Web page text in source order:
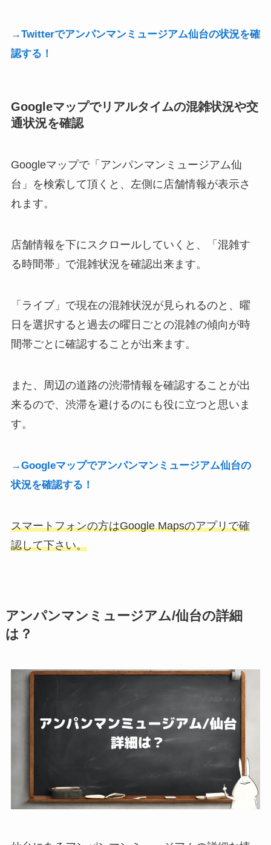
→Twitterでアンパンマンミュージアム仙台の状況を確
認する！
Googleマップでリアルタイムの混雑状況や交
通状況を確認
Googleマップで「アンパンマンミュージアム仙
台」を検索して頂くと、左側に店舗情報が表示さ
れます。
店舗情報を下にスクロールしていくと、「混雑す
る時間帯」で混雑状況を確認出来ます。
「ライブ」で現在の混雑状況が見られるのと、曜
日を選択すると過去の曜日ごとの混雑の傾向が時
間帯ごとに確認することが出来ます。
また、周辺の道路の渋滞情報を確認することが出
来るので、渋滞を避けるのにも役に立つと思いま
す。
→Googleマップでアンパンマンミュージアム仙台の
状況を確認する！
スマートフォンの方はGoogle Mapsのアプリで確
認して下さい。
アンパンマンミュージアム/仙台の詳細
は？